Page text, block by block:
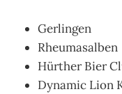
Gerlingen
Rheumasalben
Hürther Bier
Dynamic Lion